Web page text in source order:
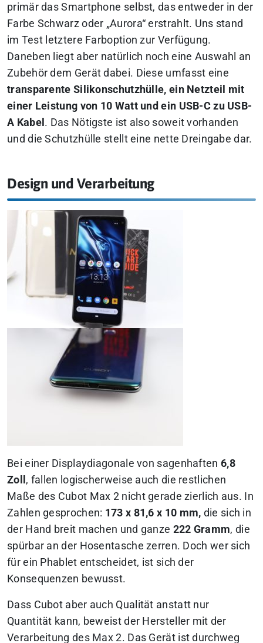
primär das Smartphone selbst, das entweder in der
Farbe Schwarz oder „Aurora“ erstrahlt. Uns stand
im Test letztere Farboption zur Verfügung.
Daneben liegt aber natürlich noch eine Auswahl an
Zubehör dem Gerät dabei. Diese umfasst eine
transparente Silikonschutzhülle, ein Netzteil mit
einer Leistung von 10 Watt und ein USB-C zu USB-
A Kabel . Das Nötigste ist also soweit vorhanden
und die Schutzhülle stellt eine nette Dreingabe dar.
Design und Verarbeitung
Bei einer Displaydiagonale von sagenhaften 6,8
Zoll , fallen logischerweise auch die restlichen
Maße des Cubot Max 2 nicht gerade zierlich aus. In
Zahlen gesprochen: 173 x 81,6 x 10 mm, die sich in
der Hand breit machen und ganze 222 Gramm, die
spürbar an der Hosentasche zerren. Doch wer sich
für ein Phablet entscheidet, ist sich der
Konsequenzen bewusst.
Dass Cubot aber auch Qualität anstatt nur
Quantität kann, beweist der Hersteller mit der
Verarbeitung des Max 2. Das Gerät ist durchweg